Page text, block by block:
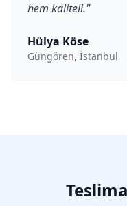
hem kaliteli."
Hülya Köse
Güngören, İstanbul